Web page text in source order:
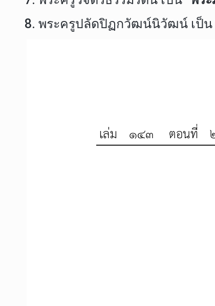
8. พระครูปลัดปิฏกวัฒน์นิวัฒน์ เป็น